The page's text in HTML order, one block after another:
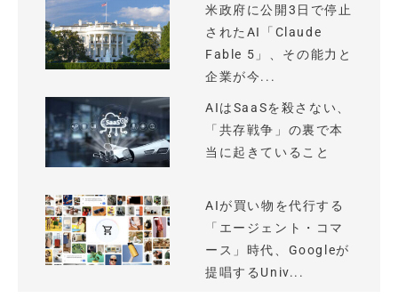
米政府に公開3日で停止
されたAI「Claude
Fable 5」、その能力と
企業が今...
AIはSaaSを殺さない、
「共存戦争」の裏で本
当に起きていること
AIが買い物を代行する
「エージェント・コマ
ース」時代、Googleが
提唱するUniv...